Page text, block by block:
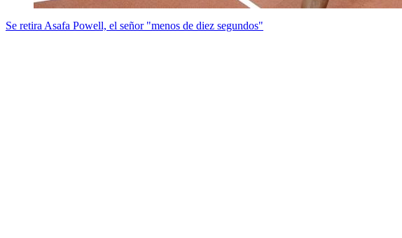
Se retira Asafa Powell, el señor "menos de diez segundos"